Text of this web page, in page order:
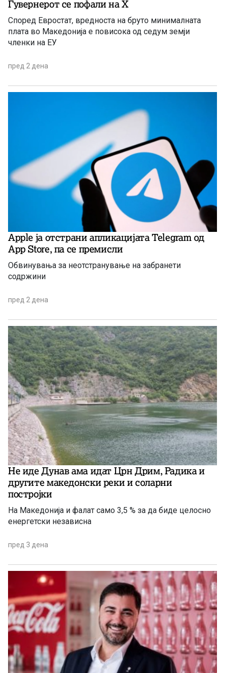
Гувернерот се пофали на Х
Според Евростат, вредноста на бруто минималната
плата во Македонија е повисока од седум земји
членки на ЕУ
пред 2 дена
Apple ја отстрани апликацијата Telegram од
App Store, па се премисли
Обвинувања за неотстранување на забранети
содржини
пред 2 дена
Не иде Дунав ама идат Црн Дрим, Радика и
другите македонски реки и соларни
постројки
На Македонија и фалат само 3,5 % за да биде целосно
енергетски независна
пред 3 дена